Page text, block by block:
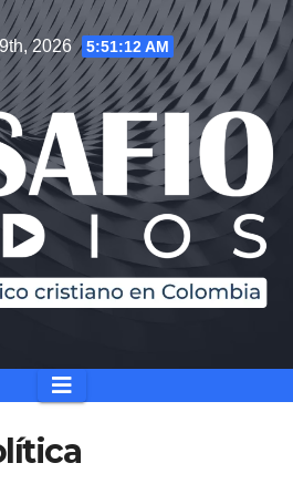
2026 5:51:14 AM